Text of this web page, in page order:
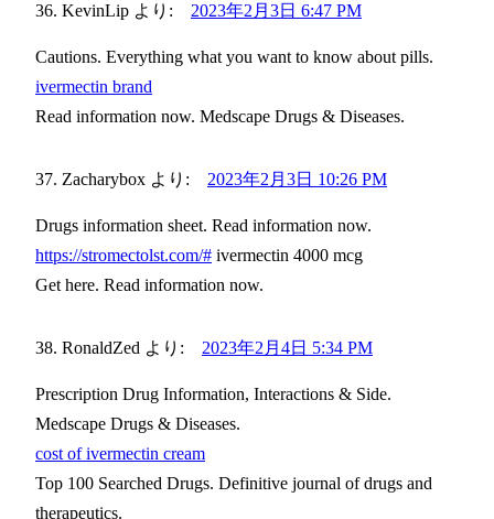
KevinLip より: 2023年2月3日 6:47 PM
Cautions. Everything what you want to know about pills.
ivermectin brand
Read information now. Medscape Drugs & Diseases.
Zacharybox より: 2023年2月3日 10:26 PM
Drugs information sheet. Read information now.
https://stromectolst.com/# ivermectin 4000 mcg
Get here. Read information now.
RonaldZed より: 2023年2月4日 5:34 PM
Prescription Drug Information, Interactions & Side.
Medscape Drugs & Diseases.
cost of ivermectin cream
Top 100 Searched Drugs. Definitive journal of drugs and
therapeutics.